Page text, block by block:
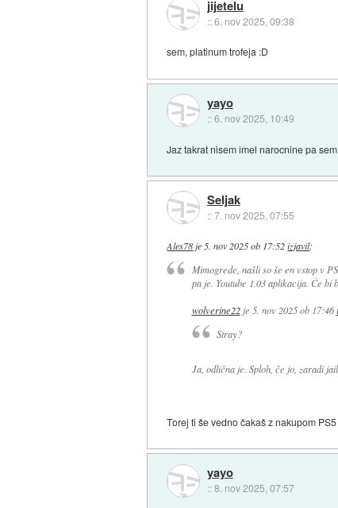
jijetelu
::6. nov 2025, 09:38
sem, platinum trofeja :D
yayo
::6. nov 2025, 10:49
Jaz takrat nisem imel narocnine pa
Seljak
::7. nov 2025, 07:55
Ales78 je 5. nov 2025 ob 17:52 izjavil:
Mimogrede, našli so še en vstop v
pa je. Youtube 1.03 aplikacija. Če
wolverine22je 5. nov 2025 ob 17:46
Stray?
Ja, odlična je. Sploh, če jo, zaradi
Torej ti še vedno čakaš z nakupom
yayo
::8. nov 2025, 07:57